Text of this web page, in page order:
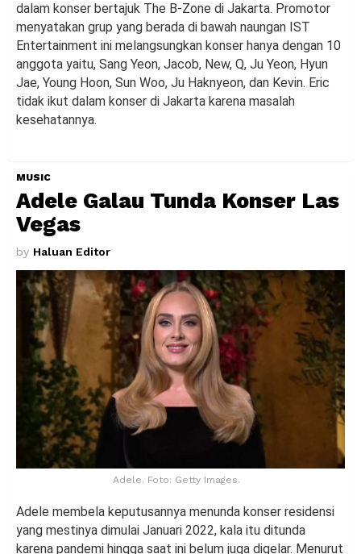
dalam konser bertajuk The B-Zone di Jakarta. Promotor
menyatakan grup yang berada di bawah naungan IST
Entertainment ini melangsungkan konser hanya dengan 10
anggota yaitu, Sang Yeon, Jacob, New, Q, Ju Yeon, Hyun
Jae, Young Hoon, Sun Woo, Ju Haknyeon, dan Kevin. Eric
tidak ikut dalam konser di Jakarta karena masalah
kesehatannya.
MUSIC
Adele Galau Tunda Konser Las
Vegas
by Haluan Editor
Adele. Foto: Getty Images.
Adele membela keputusannya menunda konser residensi
yang mestinya dimulai Januari 2022, kala itu ditunda
karena pandemi hingga saat ini belum juga digelar. Menurut